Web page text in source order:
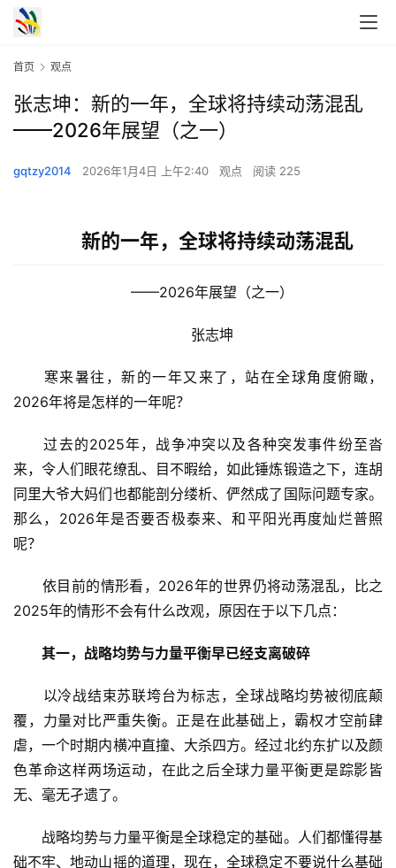
首页 观点
张志坤：新的一年，全球将持续动荡混乱
——2026年展望（之一）
gqtzy2014 2026年1月4日 上午2:40 观点 阅读 225
新的一年，全球将持续动荡混乱
——2026年展望（之一）
张志坤
寒来暑往，新的一年又来了，站在全球角度俯瞰，
2026年将是怎样的一年呢？
过去的2025年，战争冲突以及各种突发事件纷至沓
来，令人们眼花缭乱、目不暇给，如此锤炼锻造之下，连胡
同里大爷大妈们也都能剖分缕析、俨然成了国际问题专家。
那么，2026年是否要否极泰来、和平阳光再度灿烂普照
呢？
依目前的情形看，2026年的世界仍将动荡混乱，比之
2025年的情形不会有什么改观，原因在于以下几点：
其一，战略均势与力量平衡早已经支离破碎
以冷战结束苏联垮台为标志，全球战略均势被彻底颠
覆，力量对比严重失衡。正是在此基础上，霸权才空前肆
虐，一个时期内横冲直撞、大杀四方。经过北约东扩以及颜
色革命这样两场运动，在此之后全球力量平衡更是踪影皆
无、毫无孑遗了。
战略均势与力量平衡是全球稳定的基础。人们都懂得基
础不牢、地动山摇的道理，现在，全球稳定不要说什么基础